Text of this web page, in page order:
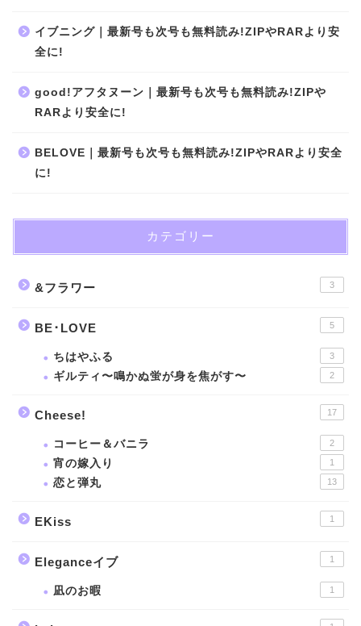
イブニング｜最新号も次号も無料読み!ZIPやRARより安
全に!
good!アフタヌーン｜最新号も次号も無料読み!ZIPや
RARより安全に!
BELOVE｜最新号も次号も無料読み!ZIPやRARより安全
に!
カテゴリー
&フラワー 3
BE･LOVE 5
ちはやふる 3
ギルティ〜鳴かぬ蛍が身を焦がす〜 2
Cheese! 17
コーヒー＆バニラ 2
宵の嫁入り 1
恋と弾丸 13
EKiss 1
Eleganceイブ 1
凪のお暇 1